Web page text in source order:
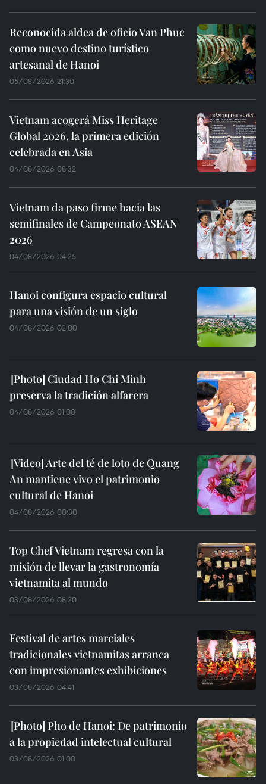
Reconocida aldea de oficio Van Phuc
como nuevo destino turístico
artesanal de Hanoi
05/08/2026 21:30
Vietnam acogerá Miss Heritage
Global 2026, la primera edición
celebrada en Asia
04/08/2026 08:32
Vietnam da paso firme hacia las
semifinales de Campeonato ASEAN
2026
04/08/2026 04:25
Hanoi configura espacio cultural
para una visión de un siglo
04/08/2026 02:00
Ciudad Ho Chi Minh
preserva la tradición alfarera
04/08/2026 01:00
Arte del té de loto de Quang
An mantiene vivo el patrimonio
cultural de Hanoi
04/08/2026 00:30
Top Chef Vietnam regresa con la
misión de llevar la gastronomía
vietnamita al mundo
03/08/2026 08:20
Festival de artes marciales
tradicionales vietnamitas arranca
con impresionantes exhibiciones
03/08/2026 04:41
Pho de Hanoi: De patrimonio
a la propiedad intelectual cultural
03/08/2026 01:00